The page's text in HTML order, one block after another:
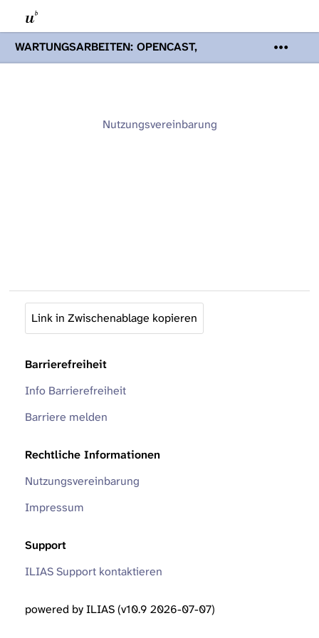
WARTUNGSARBEITEN: OPENCAST,
PODCASTS & TOBIRA
Mi 19. August
Opencast-Videos und Tobira nicht zur
Nutzungsvereinbarung
Link in Zwischenablage kopieren
Barrierefreiheit
Info Barrierefreiheit
Barriere melden
Rechtliche Informationen
Nutzungsvereinbarung
Impressum
Support
ILIAS Support kontaktieren
powered by ILIAS (v10.9 2026-07-07)